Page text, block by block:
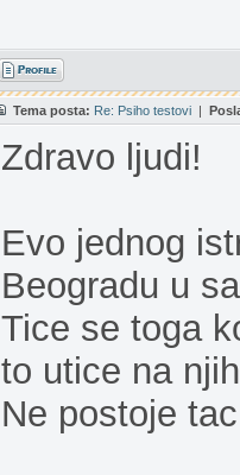
Tema posta: Re: Psiho testovi |
Zdravo ljudi!
Evo jednog
Beogradu u
Tice se toga
to utice na
Ne postoje